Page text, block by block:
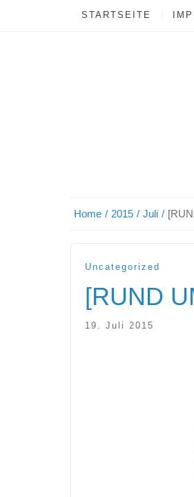
STARTSEITE
Home 2015 Juli
Uncategorized
[RUND
19. Juli 2015